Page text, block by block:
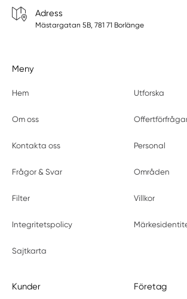
Adress
Mästargatan 5B, 781 71 Borlänge
Meny
Hem Utforska
Om oss
Kontakta oss Personal
Frågor & Svar Områden
Filter Villkor
Integritetspolicy
Sajtkarta
Kunder Företag